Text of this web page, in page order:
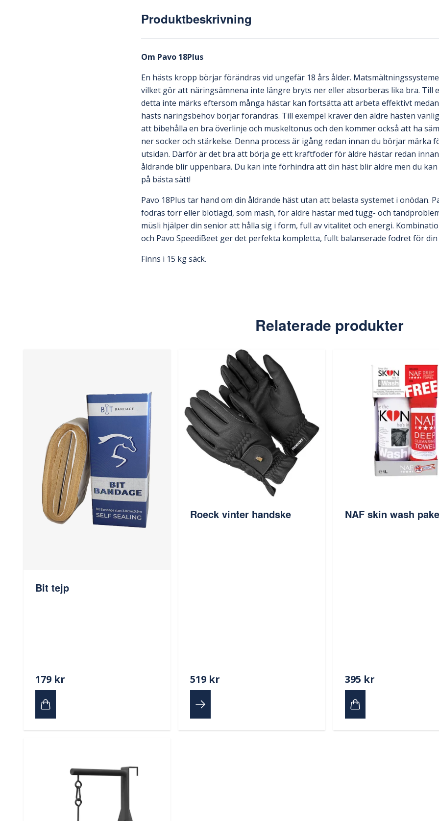
Produktbeskrivning
Om Pavo 18Plus
En hästs kropp börjar förändras vid ungefär 18 års ålder.
vilket gör att näringsämnena inte längre bryts ner eller absorberas lika bra. Till
detta inte märks eftersom många hästar kan fortsätta att arbeta effektivt
hästs näringsbehov börjar förändras. Till exempel kräver den äldre hästen
att bibehålla en bra överlinje och muskeltonus och den kommer också att ha
ner socker och stärkelse. Denna process är igång redan innan du börjar märka
utsidan. Därför är det bra att börja ge ett kraftfoder för äldre hästar redan
åldrande blir uppenbara. Du kan inte förhindra att din häst blir äldre men du
på bästa sätt!
Pavo 18Plus tar hand om din åldrande häst utan att belasta systemet i onödan.
fodras torr eller blötlagd, som mash, för äldre hästar med tugg- och
müsli hjälper din senior att hålla sig i form, full av vitalitet och energi.
och Pavo SpeediBeet ger det perfekta kompletta, fullt balanserade fodret för
Finns i 15 kg säck.
Relaterade produkter
Bit tejp
179 kr
Roeck vinter handske
519 kr
NAF skin wash
395 kr